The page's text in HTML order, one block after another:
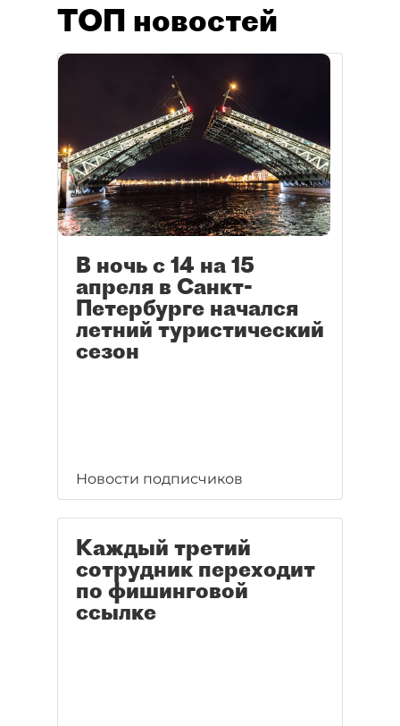
ТОП новостей
В ночь с 14 на 15
апреля в Санкт-
Петербурге начался
летний туристический
сезон
Новости подписчиков
Каждый третий
сотрудник переходит
по фишинговой
ссылке